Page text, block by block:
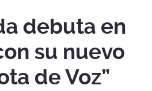
debuta en
su nuevo
de Voz”